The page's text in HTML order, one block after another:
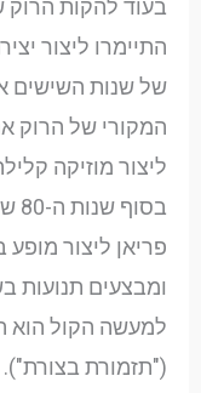
בעוד להקות
התיימרו ליצור
של שנות השישים
המקורי של הרוק
ליצור מוזיקה
פריאן ליצור
ומבצעים תנועות
למעשה הקול הוא
("תזמורת בצורת").